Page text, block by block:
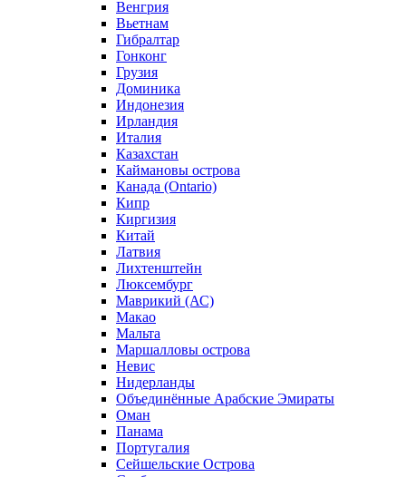
Венгрия
Вьетнам
Гибралтар
Гонконг
Грузия
Доминика
Индонезия
Ирландия
Италия
Казахстан
Каймановы острова
Канада (Ontario)
Кипр
Киргизия
Китай
Латвия
Лихтенштейн
Люксембург
Маврикий (АС)
Макао
Мальта
Маршалловы острова
Нeвис
Нидерланды
Объединённые Арабские Эмираты
Оман
Панама
Португалия
Сейшельские Острова